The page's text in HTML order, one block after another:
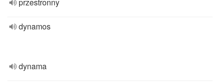
dynamos
dynama